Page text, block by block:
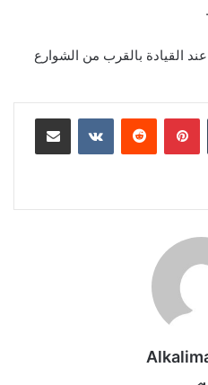
القيادة بالقرب من الشوارع
بينتيريست